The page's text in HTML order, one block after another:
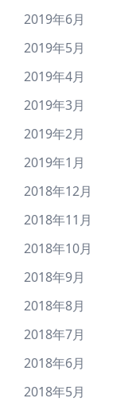
2019年6月
2019年5月
2019年4月
2019年3月
2019年2月
2019年1月
2018年12月
2018年11月
2018年10月
2018年9月
2018年8月
2018年7月
2018年6月
2018年5月